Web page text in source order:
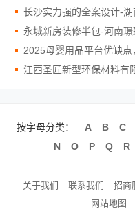
长沙实力强的全案设计-
按字母分类： A B C
N
O P Q R
关于我们 联系我们 招商
网站地图